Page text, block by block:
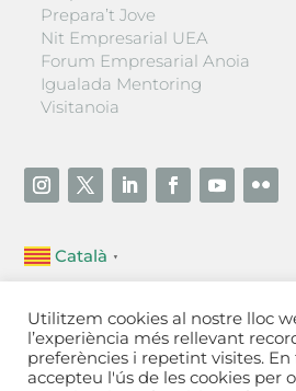
Prepara’t Jove
Nit Empresarial UEA
Forum Empresarial Anoia
Igualada Mentoring
Visitanoia
Català ▼
Unió Empresarial de l’Anoia (UEA)
Ctra. de Manresa, 131, 08700 –
Tel 93 805 22 92
Utilitzem cookies al nostre lloc
l’experiència més rellevant
preferències i repetint visites. En
accepteu l'ús de les cookies per